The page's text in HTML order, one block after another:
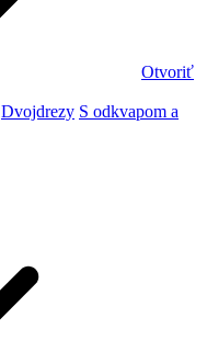
Otvoriť
Dvojdrezy S odkvapom a